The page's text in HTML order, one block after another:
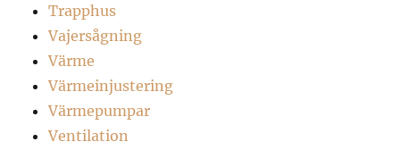
Trapphus
Vajersågning
Värme
Värmeinjustering
Värmepumpar
Ventilation